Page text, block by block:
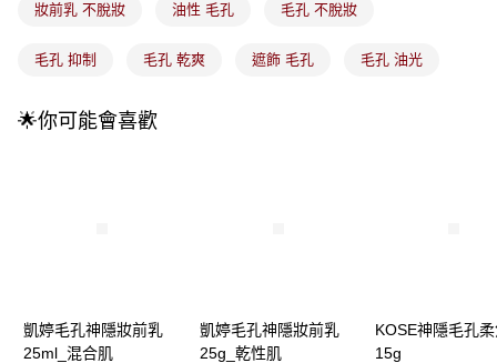
【繳款方式說明】
醒簡訊。
付款後全家取貨
每筆NT$100，滿NT$899(含以上)免運費
每筆NT$100，滿NT$399(含以上)免運費
妝前乳 不脫妝 油性 毛孔 毛孔 不脫妝
毛孔 抑制 毛孔 乾爽 遮飾 毛孔 毛孔 油光
🌟你可能會喜歡
凱婷毛孔神隱妝前乳
25ml_混合肌
凱婷毛孔神隱妝前乳
25g_乾性肌
KOSE神隱毛孔
15g